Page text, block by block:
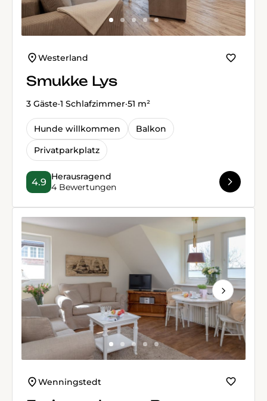
Westerland
Smukke Lys
3 Gäste·1 Schlafzimmer·51 m²
Hunde willkommen
Balkon
Privatparkplatz
4.9 Herausragend
4 Bewertungen
Next
Wenningstedt